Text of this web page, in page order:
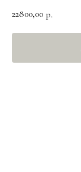
22800,00 р.